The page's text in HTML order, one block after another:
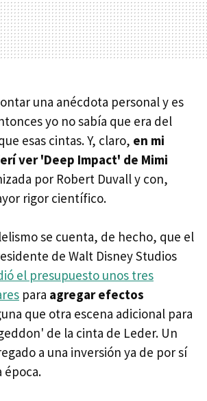
una anécdota personal y es
yo no sabía que era del
esas cintas. Y, claro, en mi
ver 'Deep Impact' de Mimi
por Robert Duvall y con,
rigor científico.
se cuenta, de hecho, que el
de Walt Disney Studios
el presupuesto unos tres
para agregar efectos
que otra escena adicional para
de la cinta de Leder. Un
a una inversión ya de por sí
época.